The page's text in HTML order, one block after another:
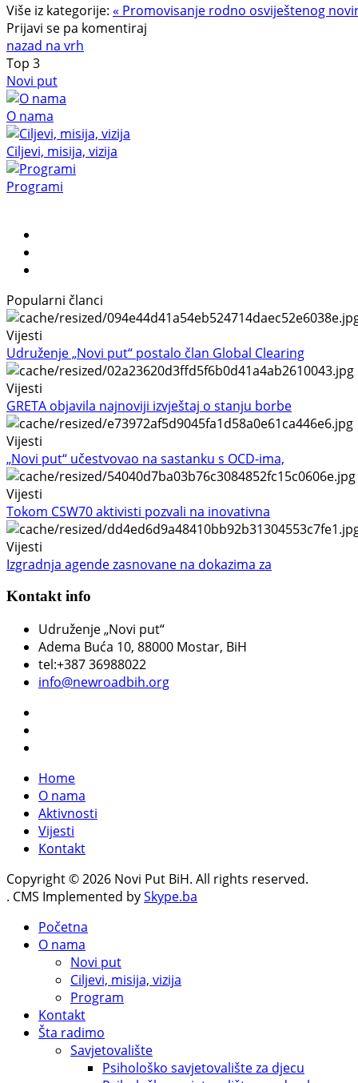
Više iz kategorije: « Promovisanje rodno osviještenog
Prijavi se pa komentiraj
nazad na vrh
Top 3
Novi put
O nama
Ciljevi, misija, vizija
Programi
Popularni članci
Vijesti
Udruženje „Novi put“ postalo član Global Clearing
Vijesti
GRETA objavila najnoviji izvještaj o stanju borbe
Vijesti
„Novi put“ učestvovao na sastanku s OCD-ima,
Vijesti
Tokom CSW70 aktivisti pozvali na inovativna
Vijesti
Izgradnja agende zasnovane na dokazima za
Kontakt info
Udruženje „Novi put“
Adema Buća 10, 88000 Mostar, BiH
tel:+387 36988022
info@newroadbih.org
Home
O nama
Aktivnosti
Vijesti
Kontakt
Copyright © 2026 Novi Put BiH. All rights reserved.
. CMS Implemented bySkype.ba
Početna
O nama
Novi put
Ciljevi, misija, vizija
Program
Kontakt
Šta radimo
Savjetovalište
Psihološko savjetovalište za djecu